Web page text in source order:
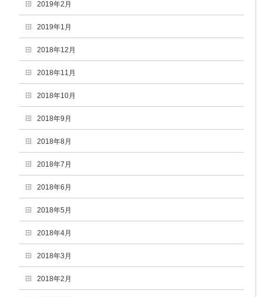
2019年2月
2019年1月
2018年12月
2018年11月
2018年10月
2018年9月
2018年8月
2018年7月
2018年6月
2018年5月
2018年4月
2018年3月
2018年2月